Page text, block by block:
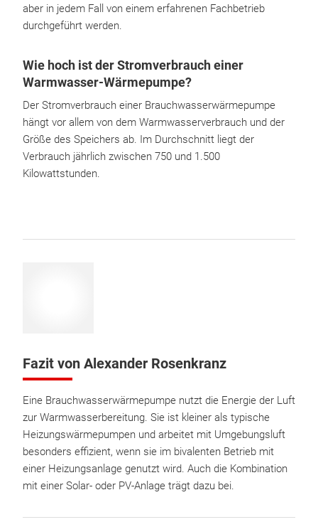
aber in jedem Fall von einem erfahrenen Fachbetrieb
durchgeführt werden.
Wie hoch ist der Stromverbrauch einer
Warmwasser-Wärmepumpe?
Der Stromverbrauch einer Brauchwasserwärmepumpe
hängt vor allem von dem Warmwasserverbrauch und der
Größe des Speichers ab. Im Durchschnitt liegt der
Verbrauch jährlich zwischen 750 und 1.500
Kilowattstunden.
Fazit von Alexander Rosenkranz
Eine Brauchwasserwärmepumpe nutzt die Energie der Luft
zur Warmwasserbereitung. Sie ist kleiner als typische
Heizungswärmepumpen und arbeitet mit Umgebungsluft
besonders effizient, wenn sie im bivalenten Betrieb mit
einer Heizungsanlage genutzt wird. Auch die Kombination
mit einer Solar- oder PV-Anlage trägt dazu bei.